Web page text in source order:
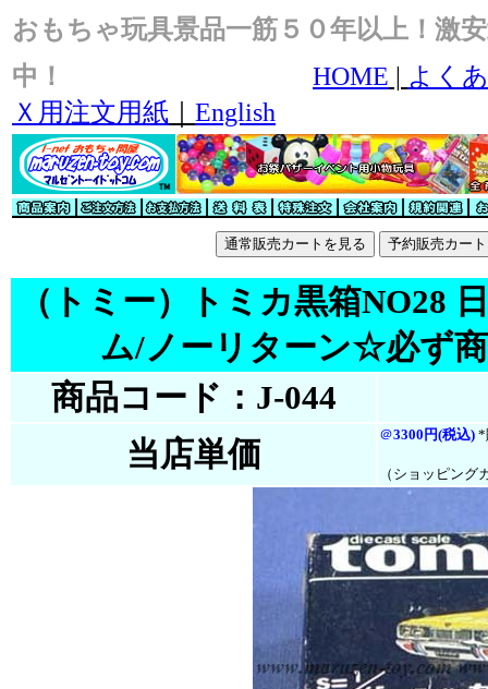
おもちゃ玩具景品一筋５０年以上！激
中！
HOME | よく
Ｘ用注文用紙
English
（トミー）トミカ黒箱NO28
ム/ノーリターン☆必ず
商品コード：J-044
当店単価
＠3300円(税込) *
（ショッピン